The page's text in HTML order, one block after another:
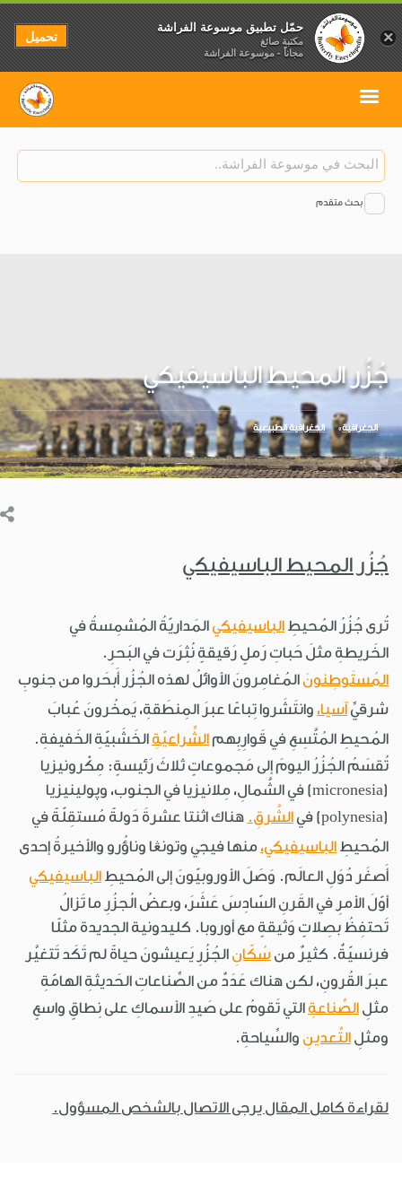
بحث متقدم
جُزُر المحيط الباسيفيكي
الجغرافية الجغرافية الطبيعية
جُزُر المحيط الباسيفيكي
تُرى جُزُرُ المُحيطِ الباسيفيكي المَداريّةُ المُشمِسةُ في
الخَريطةِ مثلَ حَباتِ رَملٍ رَقيقةٍ نُثِرَت في البَحرِ.
المُستَوطِنونَالمُغامِرونَ الأوائلُ لهذه الجُزُر أَبحَروا من جنوبِ
شرقيِّآسيا، وانتَشَروا تِباعًا عبرَ المِنطَقةِ، يَمخُرونَ عُبابَ
المُحيطِ المُتَّسِعِ في قَوارِبِهم الشِّراعيّةِ الخَشَبيّةِ الخَفيفةِ.
تُقسَمُ الجُزُرُ اليومَ إلى مَجموعاتٍ ثلاثَ رَئيسةٍ: مِكْرونيزيا
(micronesia) في الشَّمالِ، مِلانيزيا في الجنوب، وپولينيزيا
(polynesia) في
الشَّرقِ. هناك اثنتا عشرةَ دَولةً مُستقِلّةً في
المُحيطِ الباسيفيكي، منها فيجي وتونڠا وناؤُرو والأخيرةُ إحدى
أَصغَر دُوَلِ العالَم. وَصَلَ الأوروبيّونَ إلى المُحيطِ الباسيفيكي
أوّلَ الأمرِ في القَرنِ السّادِسَ عَشَرَ، وبعضُ الُجزُرِ ما تَزالُ
تَحتفِظُ بصِلاتٍ وَثيقةٍ مع أوروبا. كليدونية الجديدة مثلًا
فرنسيّةٌ. كثيرٌ من سُكّانِالجُزُرِ يَعيشونَ حياةً لم تَكَد تَتغيَّر
عبرَ القُرونِ، لكن هناك عَدَدٌ من الصِّناعاتِ الحَديثةِ الهامّةِ
مثلِ الصِّناعةِ التي تَقومُ على صَيدِ الأسماكِ على نِطاقٍ واسعٍ
ومثلِ التَّعدينِ والسِّياحةِ.
لقراءة كامل المقال يرجى الاتصال بالشخص المسؤول.
×
حمّل تطبيق موسوعة الفراشة
مكتبة صائغ
مجاناً - موسوعة الفراشة
تحميل